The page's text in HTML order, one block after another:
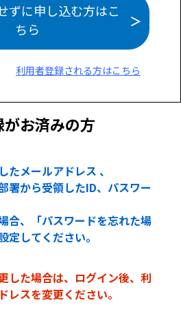
ずに申し込む方はこ
ちら
利用者登録される方はこちら
お済みの方
たメールアドレス 、
署から受領したID、パスワー
合、「パスワードを忘れた場
定してください。
した場合は、ログイン後、利
レスを変更ください。